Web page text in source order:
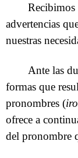
advertencias
nuestras
Ante las
formas que
pronombres (
ofrece a
del pronombre